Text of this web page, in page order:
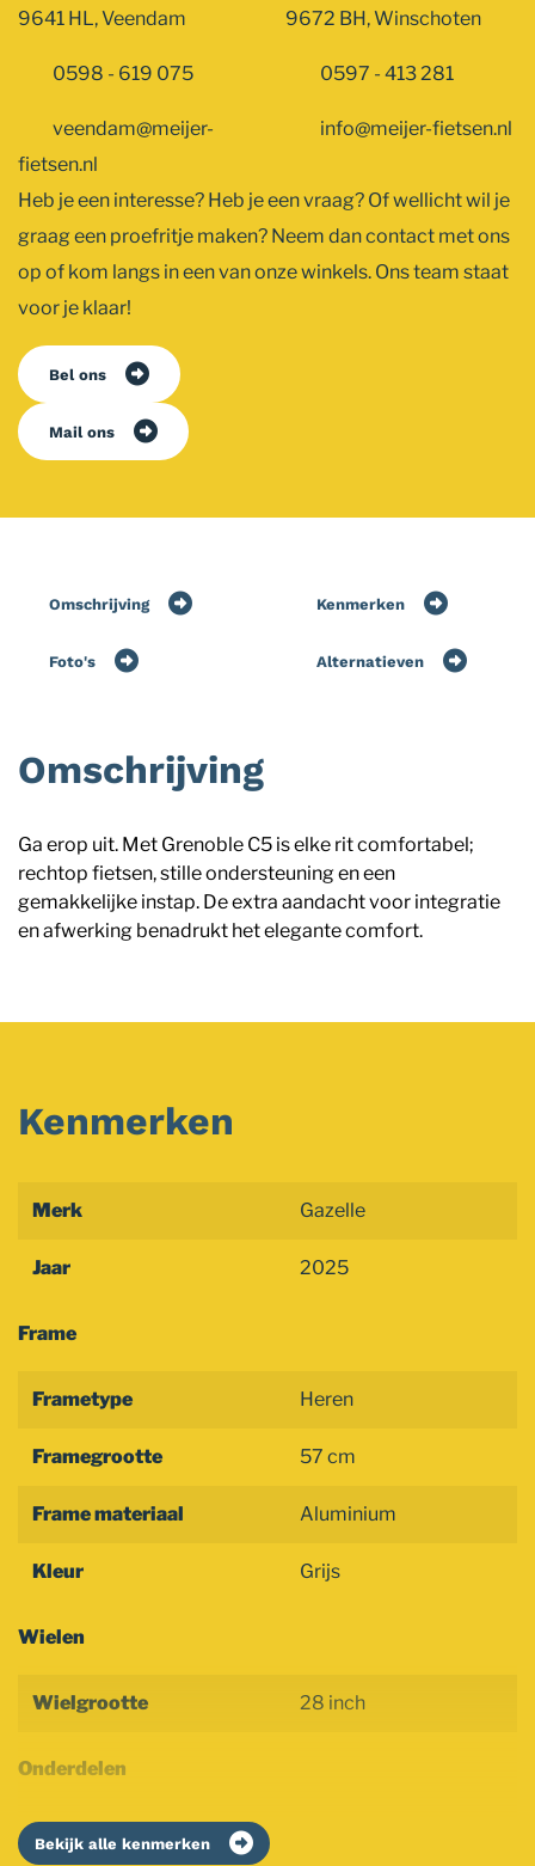
9641 HL, Veendam
0598 - 619 075
veendam@meijer-
fietsen.nl
9672 BH, Winschoten
0597 - 413 281
info@meijer-fietsen.nl
Heb je een interesse? Heb je een vraag? Of wellicht wil je
graag een proefritje maken? Neem dan contact met ons
op of kom langs in een van onze winkels. Ons team staat
voor je klaar!
Bel ons
Mail ons
Omschrijving Kenmerken
Foto's Alternatieven
Omschrijving
Ga erop uit. Met Grenoble C5 is elke rit comfortabel;
rechtop fietsen, stille ondersteuning en een
gemakkelijke instap. De extra aandacht voor integratie
en afwerking benadrukt het elegante comfort.
Kenmerken
Merk Gazelle
Jaar 2025
Frame
Frametype Heren
Framegrootte 57 cm
Frame materiaal Aluminium
Kleur Grijs
Wielen
Wielgrootte 28 inch
Onderdelen
Bekijk alle kenmerken